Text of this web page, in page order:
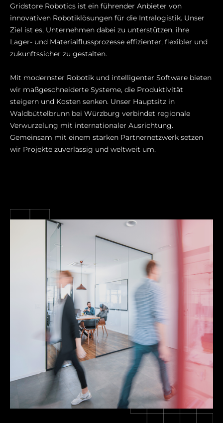
Gridstore Robotics ist ein führender Anbieter von
innovativen Robotiklösungen für die Intralogistik. Unser
Ziel ist es, Unternehmen dabei zu unterstützen, ihre
Lager- und Materialflussprozesse effizienter, flexibler und
zukunftssicher zu gestalten.
Mit modernster Robotik und intelligenter Software bieten
wir maßgeschneiderte Systeme, die Produktivität
steigern und Kosten senken. Unser Hauptsitz in
Waldbüttelbrunn bei Würzburg verbindet regionale
Verwurzelung mit internationaler Ausrichtung.
Gemeinsam mit einem starken Partnernetzwerk setzen
wir Projekte zuverlässig und weltweit um.